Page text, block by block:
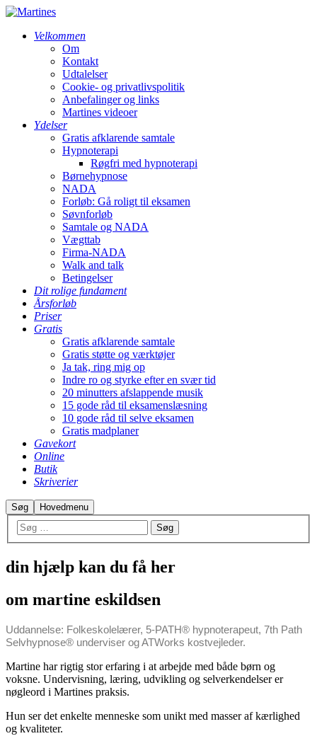
Velkommen
Om
Kontakt
Udtalelser
Cookie- og privatlivspolitik
Anbefalinger og links
Martines videoer
Ydelser
Gratis afklarende samtale
Hypnoterapi
Røgfri med hypnoterapi
Børnehypnose
NADA
Forløb: Gå roligt til eksamen
Søvnforløb
Samtale og NADA
Vægttab
Firma-NADA
Walk and talk
Betingelser
Dit rolige fundament
Årsforløb
Priser
Gratis
Gratis afklarende samtale
Gratis støtte og værktøjer
Ja tak, ring mig op
Indre ro og styrke efter en svær tid
20 minutters afslappende musik
15 gode råd til eksamenslæsning
10 gode råd til selve eksamen
Gratis madplaner
Gavekort
Online
Butik
Skriverier
Søg Hovedmenu
din hjælp kan du få her
om martine eskildsen
Uddannelse: Folkeskolelærer, 5-PATH® hypnoterapeut, 7th Path
Selvhypnose® underviser og ATWorks kostvejleder.
Martine har rigtig stor erfaring i at arbejde med både børn og
voksne. Undervisning, læring, udvikling og selverkendelser er
nøgleord i Martines praksis.
Hun ser det enkelte menneske som unikt med masser af kærlighed
og kvaliteter.